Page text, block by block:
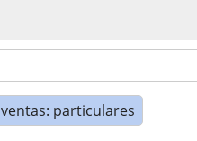
ventas: particulares